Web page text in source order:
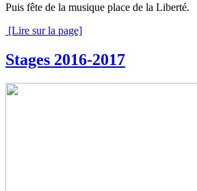
Puis fête de la musique place de la Liberté.
[Lire sur la page]
Stages 2016-2017